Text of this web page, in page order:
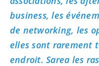
business, les
de networking, les
elles sont rarement
endroit. Sarea les